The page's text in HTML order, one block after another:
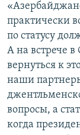
практически
по статусу
А на встрече
вернуться к
наши
вопросы, а
когда